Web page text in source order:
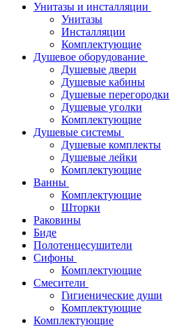
Унитазы и инсталляции
Унитазы
Инсталляции
Комплектующие
Душевое оборудование
Душевые двери
Душевые кабины
Душевые перегородки
Душевые уголки
Комплектующие
Душевые системы
Душевые комплекты
Душевые лейки
Комплектующие
Ванны
Комплектующие
Шторки
Раковины
Биде
Полотенцесушители
Сифоны
Комплектующие
Смесители
Гигиенические души
Комплектующие
Комплектующие